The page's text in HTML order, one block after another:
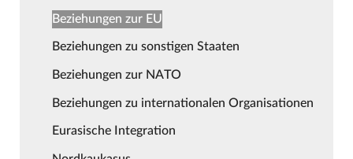
Beziehungen zur EU
Beziehungen zu sonstigen Staaten
Beziehungen zur NATO
Beziehungen zu internationalen Organisationen
Eurasische Integration